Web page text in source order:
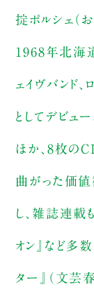
掟ポルシェ（お
1968年北海
ェイヴバンド
としてデビュ
ほか、8枚の
曲がった価値
し、雑誌連載
オン』など多
ター』（文芸